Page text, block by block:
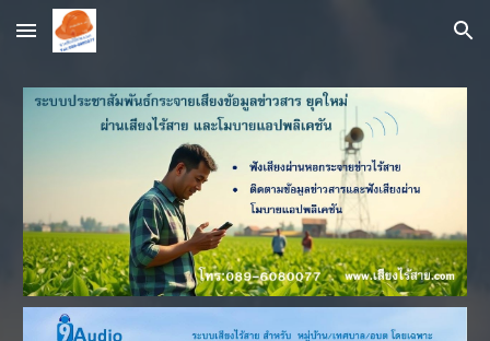
Skip to main content Skip to navigation